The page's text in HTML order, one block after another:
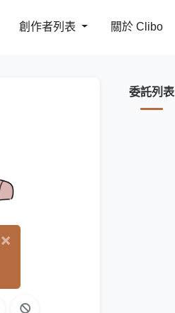
創作者列表 關於 Clibo
委託列表
×